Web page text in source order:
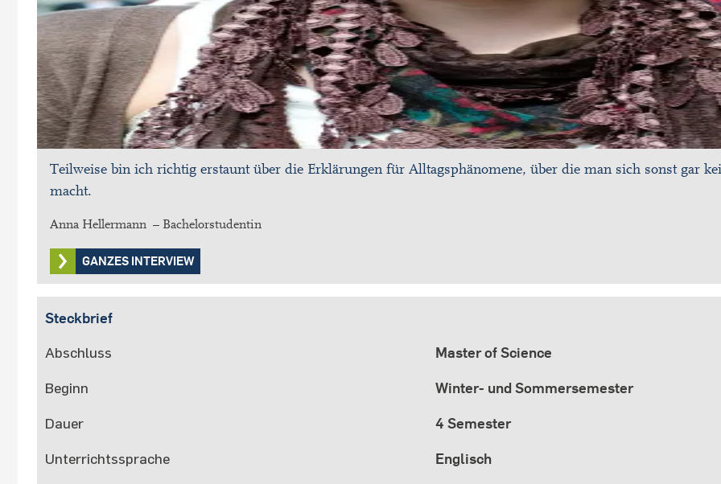
Teilweise bin ich richtig erstaunt über die Erklärungen für Alltagsphänomene, über die man sich sonst gar
macht.
Anna Hellermann – Bachelorstudentin
GANZES INTERVIEW
Steckbrief
Abschluss Master of Science
Beginn Winter- und Sommersemester
Dauer 4 Semester
Unterrichtssprache Englisch